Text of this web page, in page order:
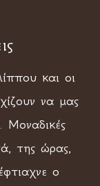
και οι
να μας
Μοναδικές
της ώρας,
ο